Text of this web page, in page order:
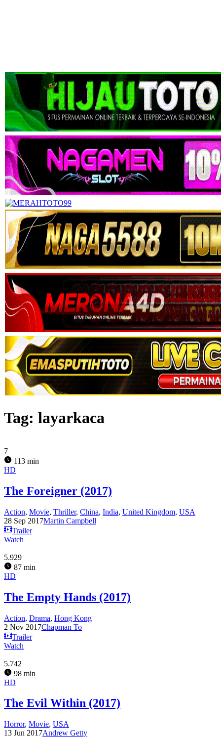
Tag: layarkaca
7
113 min
HD
The Foreigner (2017)
Action, Movie, Thriller, China, India, United Kingdom, USA
28 Sep 2017Martin Campbell
Trailer
Watch
5.929
87 min
HD
The Empty Hands (2017)
Action, Drama, Hong Kong
2 Nov 2017Chapman To
Trailer
Watch
5.742
98 min
HD
The Evil Within (2017)
Horror, Movie, USA
13 Jun 2017Andrew Getty